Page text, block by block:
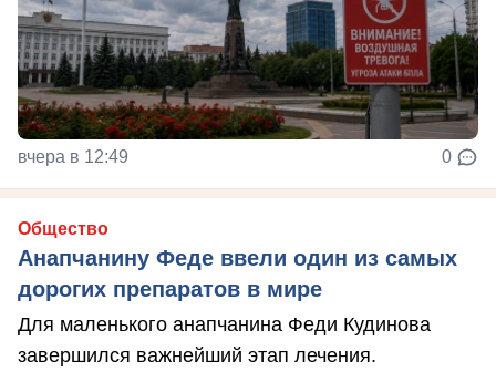
вчера в 12:49 0
Общество
Анапчанину Феде ввели один из самых
дорогих препаратов в мире
Для маленького анапчанина Феди Кудинова
завершился важнейший этап лечения.